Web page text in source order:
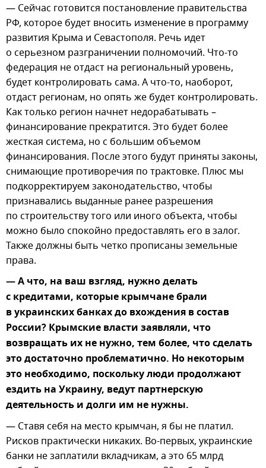
— Сейчас готовится постановление правительства
РФ, которое будет вносить изменение в программу
развития Крыма и Севастополя. Речь идет
о серьезном разграничении полномочий. Что-то
федерация не отдаст на региональный уровень,
будет контролировать сама. А что-то, наоборот,
отдаст регионам, но опять же будет контролировать.
Как только регион начнет недорабатывать –
финансирование прекратится. Это будет более
жесткая система, но с большим объемом
финансирования. После этого будут приняты законы,
снимающие противоречия по трактовке. Плюс мы
подкорректируем законодательство, чтобы
признавались выданные ранее разрешения
по строительству того или иного объекта, чтобы
можно было спокойно предоставлять его в залог.
Также должны быть четко прописаны земельные
права.
— А что, на ваш взгляд, нужно делать
с кредитами, которые крымчане брали
в украинских банках до вхождения в состав
России? Крымские власти заявляли, что
возвращать их не нужно, тем более, что сделать
это достаточно проблематично. Но некоторым
это необходимо, поскольку люди продолжают
ездить на Украину, ведут партнерскую
деятельность и долги им не нужны.
— Ставя себя на место крымчан, я бы не платил.
Рисков практически никаких. Во-первых, украинские
банки не заплатили вкладчикам, а это 65 млрд